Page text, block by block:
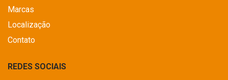
Marcas
Localização
Contato
REDES SOCIAIS